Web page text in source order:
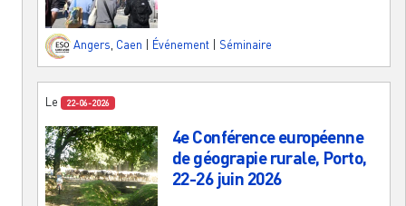
Angers, Caen Événement Séminaire
Le 22-06-2026
4e Conférence européenne
de géograpie rurale, Porto,
22-26 juin 2026